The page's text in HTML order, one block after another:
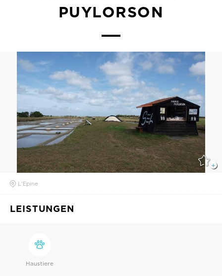
PUYLORSON
L'Epine
LEISTUNGEN
Haustiere